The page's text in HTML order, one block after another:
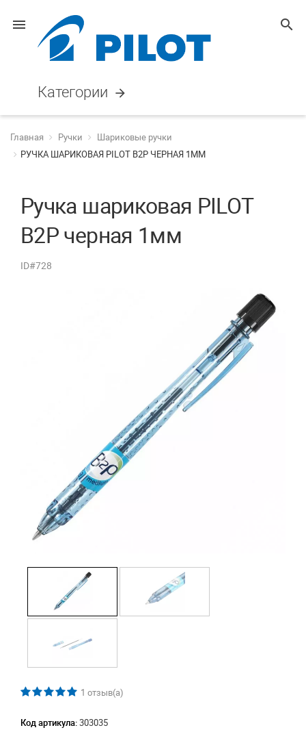
menu search
Категории arrow_forward
Главная Ручки
Шариковые ручки
РУЧКА ШАРИКОВАЯ PILOT B2P ЧЕРНАЯ 1ММ
Ручка шариковая PILOT
B2P черная 1мм
ID#728
1 отзыв(а)
Код артикула:303035